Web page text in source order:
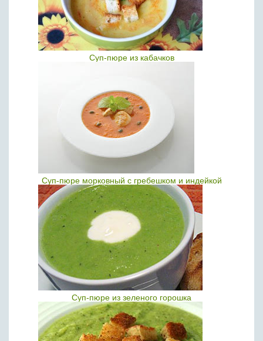
Суп-пюре из кабачков
Суп-пюре морковный с гребешком и индейкой
Суп-пюре из зеленого горошка